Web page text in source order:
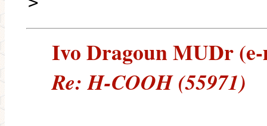
Ivo Dragoun MUDr
Re: H-COOH (55971)